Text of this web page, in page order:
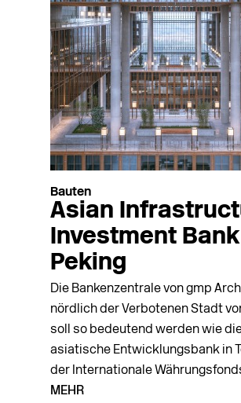
Bauten
Asian
Investment
Peking
Die Bankenzentrale von gmp
nördlich der Verbotenen Stadt
soll so bedeutend werden wie
asiatische Entwicklungsbank in
der Inter­na­tionale
MEHR